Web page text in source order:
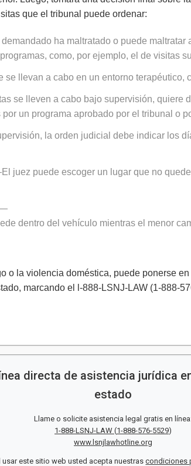
que el tribunal puede ordenar:
ha maltratado o puede maltratar
como, por ejemplo, el de visitas
llevan a cabo en un entorno terapéutico,
se lleven a cabo bajo supervisión, quiere
un programa aprobado por el tribunal o
la orden judicial debe indicar los
juez puede escoger un lugar que no
dentro del vehículo mientras el menor
o la violencia doméstica, puede ponerse
marcando el l-888-LSNJ-LAW (1-888-
directa de asistencia jurídica
estado
Llame o solicite asistencia legal gratis en
1-888-LSNJ-LAW (1-888-576-5529)
www.lsnjlawhotline.org
usar este sitio web usted acepta nuestrascondiciones